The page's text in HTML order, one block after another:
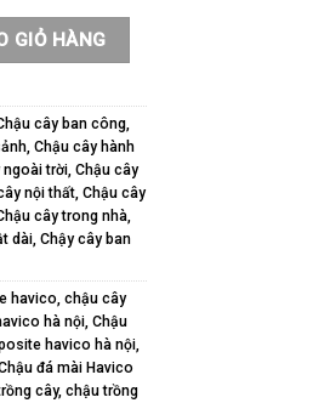
cây | CM-279 số lượng
GIỎ HÀNG
cây ban công
Chậu cây hành
ngoài trời, Chậu cây
nội thất, Chậu cây
cây trong nhà,
dài Chậy cây ban
havico chậu cây
hà nội, Chậu
havico hà nội
đá mài Havico
cây, chậu trồng